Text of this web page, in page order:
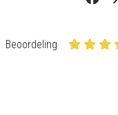
Beoordeling